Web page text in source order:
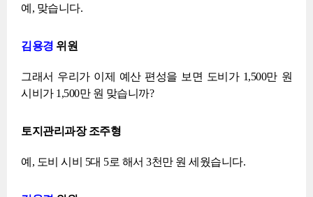
예, 맞습니다.
김용경 위원
그래서 우리가 이제 예산 편성을 보면 도비가 1,500만 원
시비가 1,500만 원 맞습니까?
토지관리과장 조주형
예, 도비 시비 5대 5로 해서 3천만 원 세웠습니다.